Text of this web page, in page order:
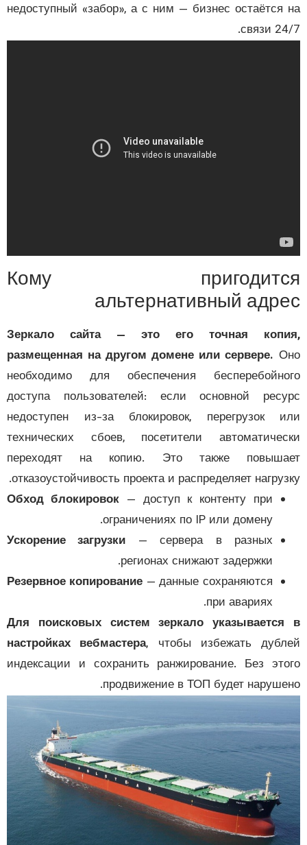
недоступный «забор», а с ним — бизнес
связи
Кому
альтернативный
Зеркало сайта — это его точная
размещенная на другом домене или сервере.
необходимо для обеспечения
доступа пользователей: если основной
недоступен из-за блокировок, перегрузок
технических сбоев, посетители
переходят на копию. Это также
отказоустойчивость проекта и распределяет
Обход блокировок — доступ к контенту при
ограничениях по IP или домену.
Ускорение загрузки— сервера в разных
регионах снижают задержки.
Резервное копирование— данные сохраняются
при авариях.
Для поисковых систем зеркало
настройках вебмастера, чтобы избежать
индексации и сохранить ранжирование. Без
продвижение в ТОП будет